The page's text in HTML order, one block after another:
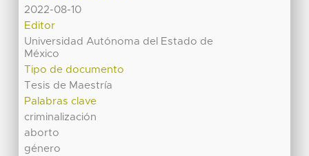
2022-08-10
Editor
Universidad Autónoma del Estado de
México
Tipo de documento
Tesis de Maestría
Palabras clave
criminalización
aborto
género